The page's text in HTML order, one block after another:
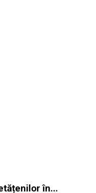
în...